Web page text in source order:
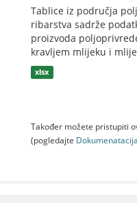
Tablice iz područja
ribarstva sadrže
proizvoda
kravljem mlijeku i
xlsx
Također možete pristupiti
(pogledajte